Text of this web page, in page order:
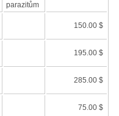
parazitům
150.00 $
195.00 $
285.00 $
75.00 $